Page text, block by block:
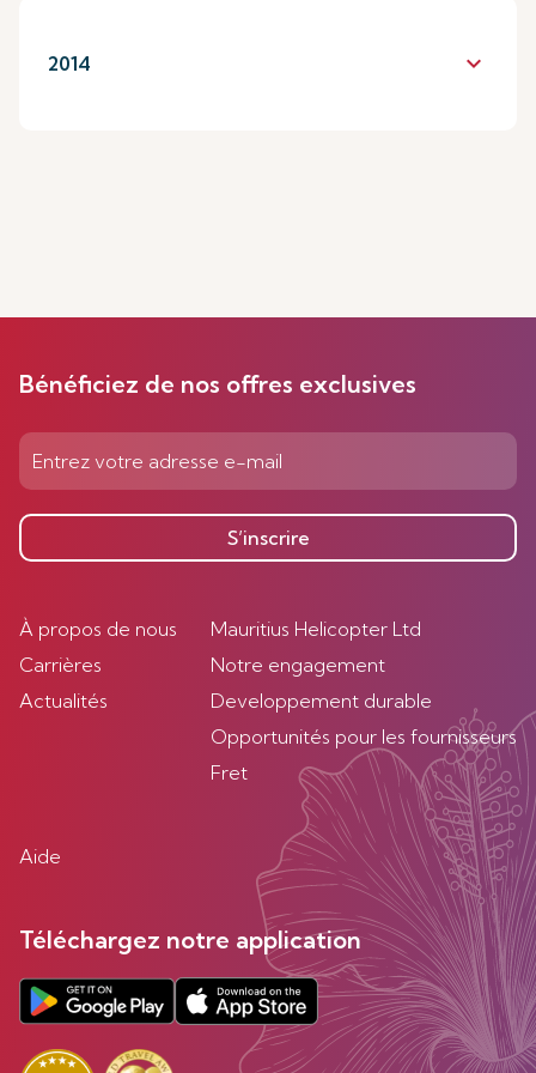
2014 keyboard_arrow_down
Bénéficiez de nos offres exclusives
S’inscrire
À propos de nous
Carrières
Actualités
Mauritius Helicopter Ltd
Notre engagement
Developpement durable
Opportunités pour les fournisseurs
Fret
Aide
Téléchargez notre application